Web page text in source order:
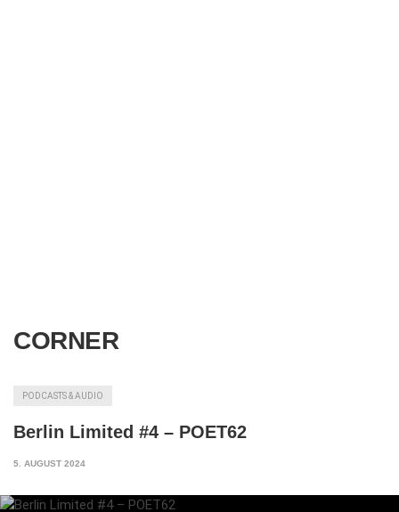
CORNER
PODCASTS & AUDIO
Berlin Limited #4 – POET62
5. AUGUST 2024